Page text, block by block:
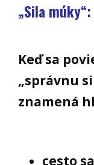
„Sila
Keď sa
„správnu
znamená
cesto